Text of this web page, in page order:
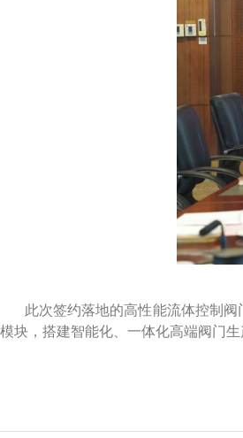
此次签约落地的高性能流体控制
模块，搭建智能化、一体化高端阀门